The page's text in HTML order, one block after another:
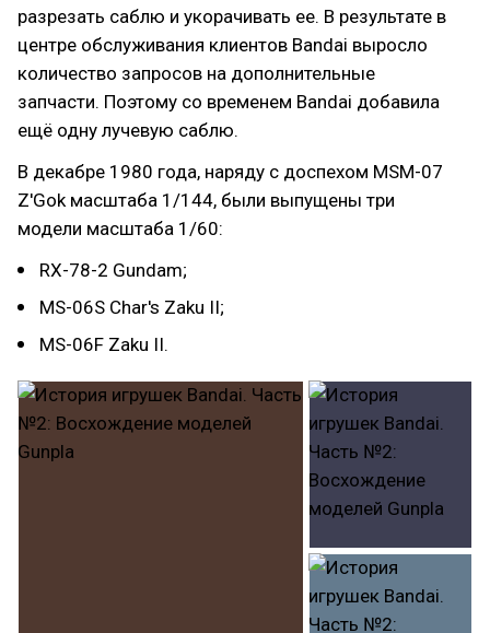
разрезать саблю и укорачивать ее. В результате в
центре обслуживания клиентов Bandai выросло
количество запросов на дополнительные
запчасти. Поэтому со временем Bandai добавила
ещё одну лучевую саблю.
В декабре 1980 года, наряду с доспехом MSM-07
Z'Gok масштаба 1/144, были выпущены три
модели масштаба 1/60:
RX-78-2 Gundam;
MS-06S Char's Zaku II;
MS-06F Zaku II.